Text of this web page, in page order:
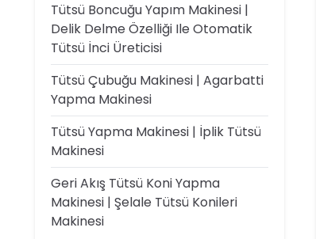
Tütsü Boncuğu Yapım Makinesi |
Delik Delme Özelliği Ile Otomatik
Tütsü İnci Üreticisi
Tütsü Çubuğu Makinesi | Agarbatti
Yapma Makinesi
Tütsü Yapma Makinesi | İplik Tütsü
Makinesi
Geri Akış Tütsü Koni Yapma
Makinesi | Şelale Tütsü Konileri
Makinesi